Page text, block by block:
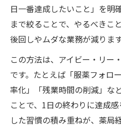
日一番達成したいこと」を明
まで絞ることで、やるべきこ
後回しやムダな業務が減ります
この方法は、アイビー・リー
です。たとえば「服薬フォロ
率化」「残業時間の削減」な
ことで、1日の終わりに達成
した習慣の積み重ねが、薬局